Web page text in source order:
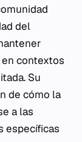
del
contextos
Su
de cómo la
a las
específicas